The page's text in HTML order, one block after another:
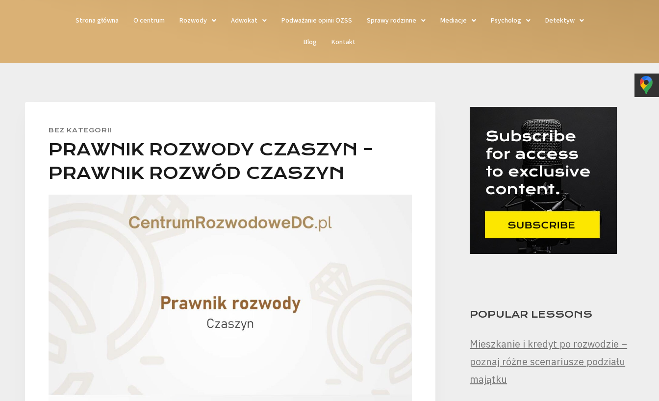
Strona główna O centrum Rozwody Adwokat Podważanie opinii OZSS Sprawy rodzinne Mediacje Psycholog Detektyw
Blog Kontakt
BEZ KATEGORII
PRAWNIK ROZWODY CZASZYN –
PRAWNIK ROZWÓD CZASZYN
POPULAR LESSONS
Mieszkanie i kredyt po rozwodzie –
poznaj różne scenariusze podziału
majątku